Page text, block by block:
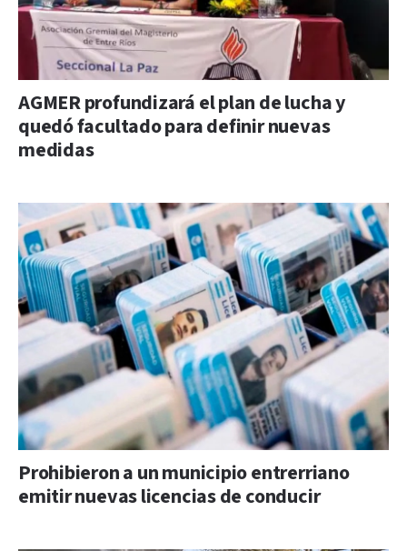
AGMER profundizará el plan de lucha y
quedó facultado para definir nuevas
medidas
Prohibieron a un municipio entrerriano
emitir nuevas licencias de conducir